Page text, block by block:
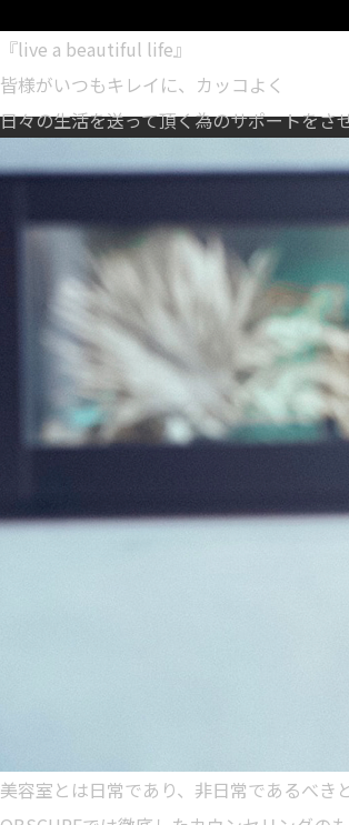
『live a beautiful life』
皆様がいつもキレイに、カッコよく
日々の生活を送って頂く為のサポートをさ
美容室とは日常であり、非日常であるべき